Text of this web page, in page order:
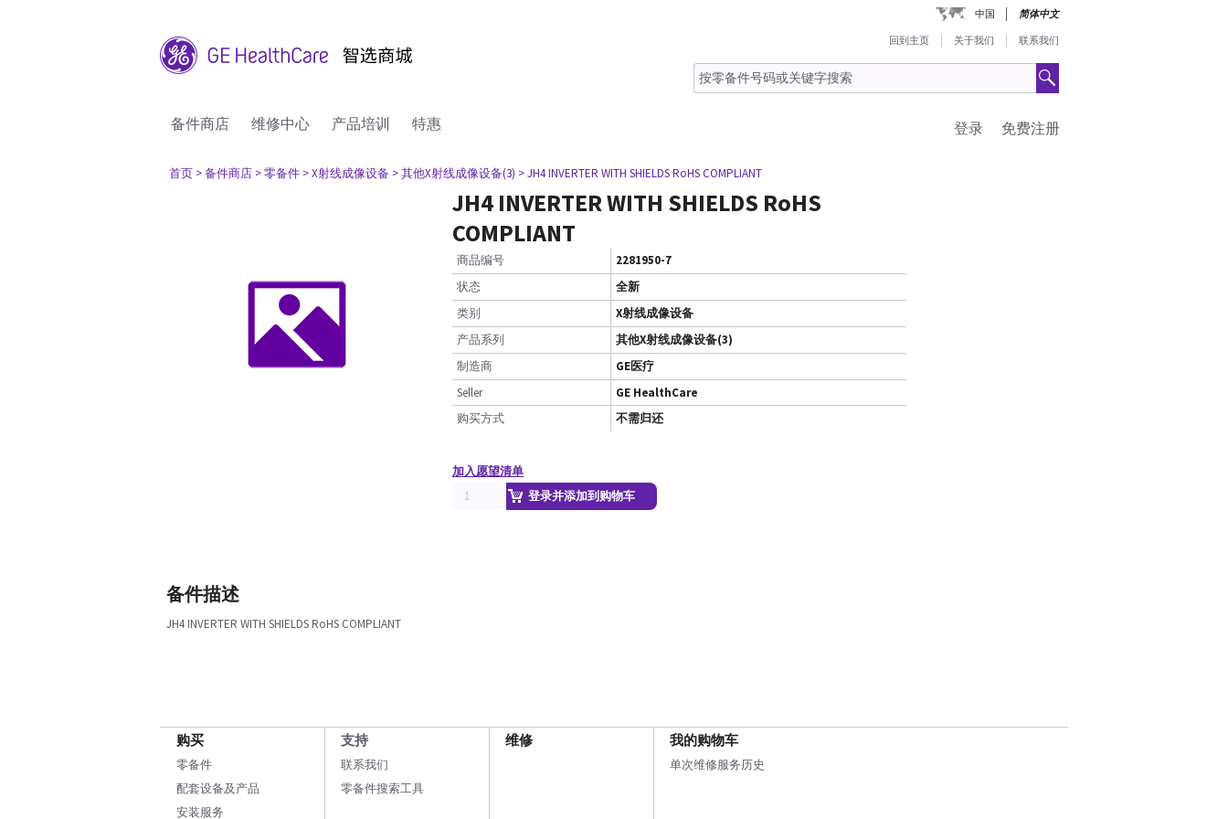
中国 简体中文
回到主页 关于我们 联系我们
备件商店 维修中心 产品培训 特惠 免费注册
登录
首页 > 备件商店 > 零备件 > X射线成像设备 > 其他X射线成像设备(3) > JH4 INVERTER WITH SHIELDS RoHS COMPLIANT
JH4 INVERTER WITH SHIELDS RoHS
COMPLIANT
商品编号
2281950-7
状态
全新
类别
X射线成像设备
产品系列
其他X射线成像设备(3)
制造商
GE医疗
Seller
GE HealthCare
购买方式
不需归还
加入愿望清单
登录并添加到购物车
备件描述
JH4 INVERTER WITH SHIELDS RoHS COMPLIANT
购买
零备件
配套设备及产品
安装服务
支持
联系我们
零备件搜索工具
维修 我的购物车
单次维修服务历史